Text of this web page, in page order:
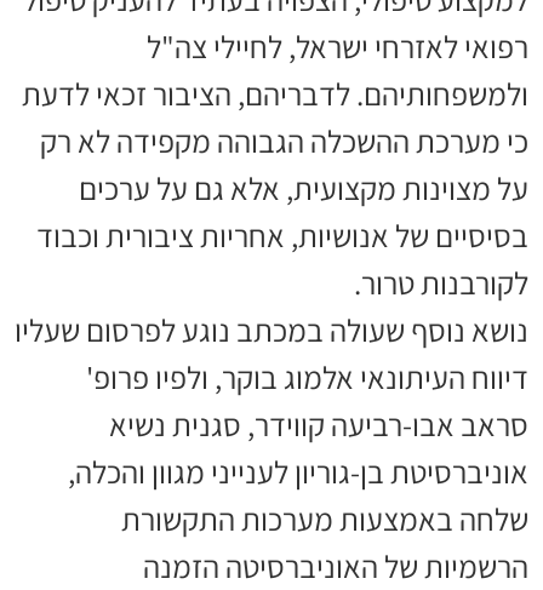
רפואי לאזרחי ישראל, לחיילי צה"ל
ולמשפחותיהם. לדבריהם, הציבור זכאי לדעת
כי מערכת ההשכלה הגבוהה מקפידה לא רק
על מצוינות מקצועית, אלא גם על ערכים
בסיסיים של אנושיות, אחריות ציבורית וכבוד
לקורבנות טרור.
נושא נוסף שעולה במכתב נוגע לפרסום שעליו
דיווח העיתונאי אלמוג בוקר, ולפיו פרופ'
סראב אבו-רביעה קווידר, סגנית נשיא
אוניברסיטת בן-גוריון לענייני מגוון והכלה,
שלחה באמצעות מערכות התקשורת
הרשמיות של האוניברסיטה הזמנה